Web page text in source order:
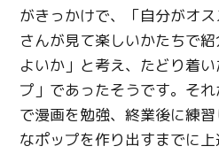
がきっかけで、「自分がオ
さんが見て楽しいかたちで
よいか」と考え、たどり着
プ」であったそうです。そ
で漫画を勉強、終業後に練
なポップを作り出すまでに上